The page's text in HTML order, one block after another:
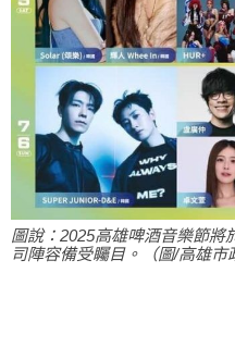
圖說：2025高雄啤酒音樂節將
司陣容備受矚目。（圖/高雄市